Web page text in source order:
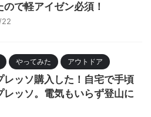
ので軽アイゼン必須！
22
やってみた アウトドア
レッソ購入した！自宅で手頃
レッソ。電気もいらず登山に